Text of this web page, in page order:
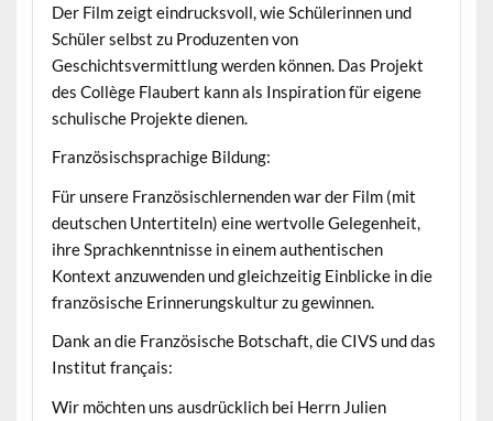
Der Film zeigt eindrucksvoll, wie Schülerinnen und
Schüler selbst zu Produzenten von
Geschichtsvermittlung werden können. Das Projekt
des Collège Flaubert kann als Inspiration für eigene
schulische Projekte dienen.
Französischsprachige Bildung:
Für unsere Französischlernenden war der Film (mit
deutschen Untertiteln) eine wertvolle Gelegenheit,
ihre Sprachkenntnisse in einem authentischen
Kontext anzuwenden und gleichzeitig Einblicke in die
französische Erinnerungskultur zu gewinnen.
Dank an die Französische Botschaft, die CIVS und das
Institut français:
Wir möchten uns ausdrücklich bei Herrn Julien